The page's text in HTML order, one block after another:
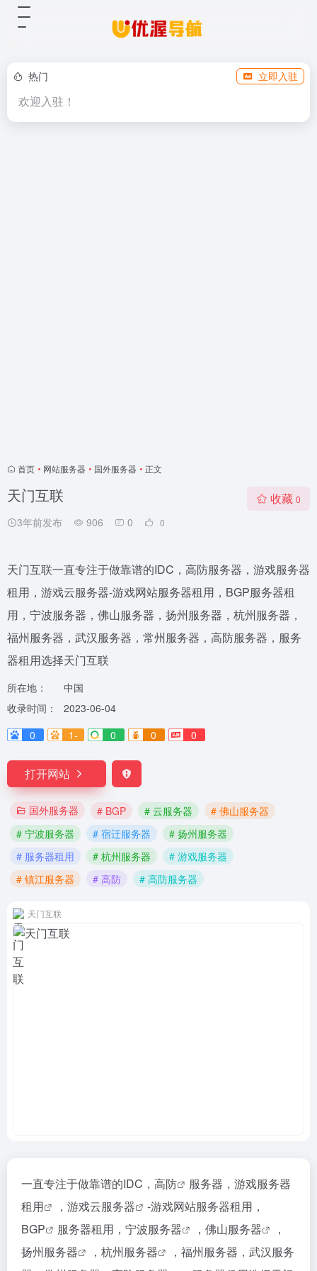
热门 立即入驻
欢迎入驻！
首页 • 网站服务器 • 国外服务器 • 正文
天门互联
3年前发布 906 0 0
收藏 0
天门互联一直专注于做靠谱的IDC，高防服务器，游戏服务器
租用，游戏云服务器-游戏网站服务器租用，BGP服务器租
用，宁波服务器，佛山服务器，扬州服务器，杭州服务器，
福州服务器，武汉服务器，常州服务器，高防服务器，服务
器租用选择天门互联
所在地：
中国
收录时间：
2023-06-04
0
1- 0 0 0
打开网站
国外服务器 # BGP # 云服务器
# 佛山服务器
# 宁波服务器
# 宿迁服务器
# 扬州服务器
# 服务器租用
# 杭州服务器
# 游戏服务器
# 镇江服务器
# 高防 # 高防服务器
天门互联
一直专注于做靠谱的IDC， 高防 服务器，游戏服务器
租用
，游戏云服务器
-游戏网站服务器租用，
BGP
服务器租用， 宁波服务器 ， 佛山服务器
，
扬州服务器
， 杭州服务器
，福州服务器，武汉服务